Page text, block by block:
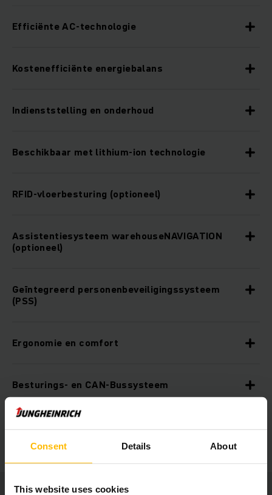
Consent Details About
This website uses cookies
Efficiënte AC-technologie
Kostenefficiënte energiebalans
Indienststelling en onderhoud
Beschikbaar met lithium-ion technologie
RFID-vloerbesturing (optioneel)
Assistentiesysteem warehouseNAVIGATION
(optioneel)
Geïntegreerd personenbeveiligingssysteem
(PSS)
Ergonomie en comfort
Besturings- en CAN-Bussysteem
Extra uitrusting